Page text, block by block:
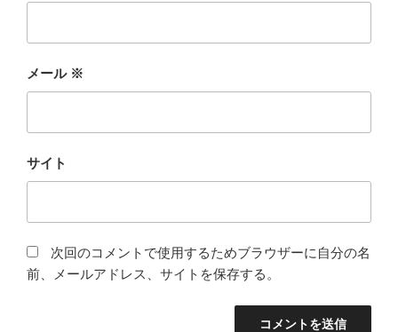
メール ※
サイト
次回のコメントで使用するためブラウザーに自分の名
前、メールアドレス、サイトを保存する。